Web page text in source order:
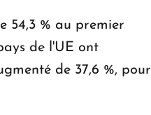
54,3 % au premier
de l'UE ont
de 37,6 %, pour